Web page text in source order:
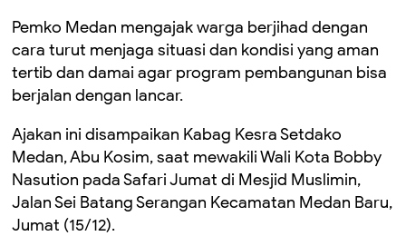
Pemko Medan mengajak warga berjihad dengan
cara turut menjaga situasi dan kondisi yang aman
tertib dan damai agar program pembangunan bisa
berjalan dengan lancar.
Ajakan ini disampaikan Kabag Kesra Setdako
Medan, Abu Kosim, saat mewakili Wali Kota Bobby
Nasution pada Safari Jumat di Mesjid Muslimin,
Jalan Sei Batang Serangan Kecamatan Medan Baru,
Jumat (15/12).